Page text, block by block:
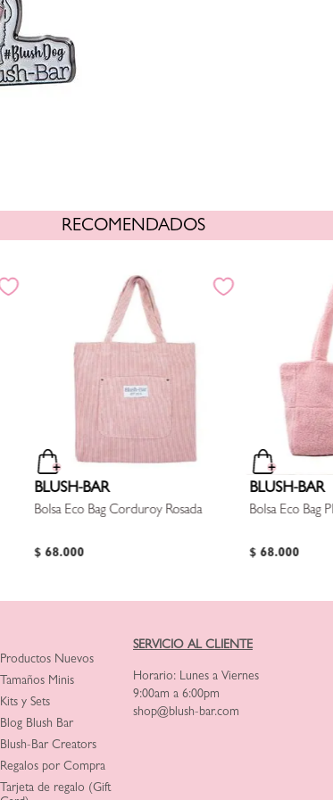
RECOMENDADOS
BLUSH-BAR
Bolsa Eco Bag Corduroy Rosada
$ 68.000
BLUSH-BAR
Bolsa Eco Bag
$ 68.000
Productos Nuevos
Tamaños Minis
Kits y Sets
Blog Blush Bar
Blush-Bar Creators
Regalos por Compra
Tarjeta de regalo (Gift
SERVICIO AL CLIENTE
Horario: Lunes a Viernes
9:00am a 6:00pm
shop@blush-bar.com